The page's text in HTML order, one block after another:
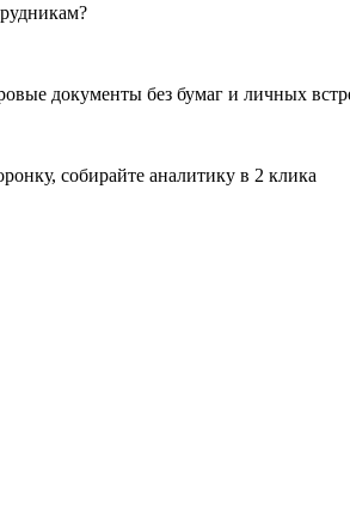
документы без бумаг и личных
собирайте аналитику в 2 клика